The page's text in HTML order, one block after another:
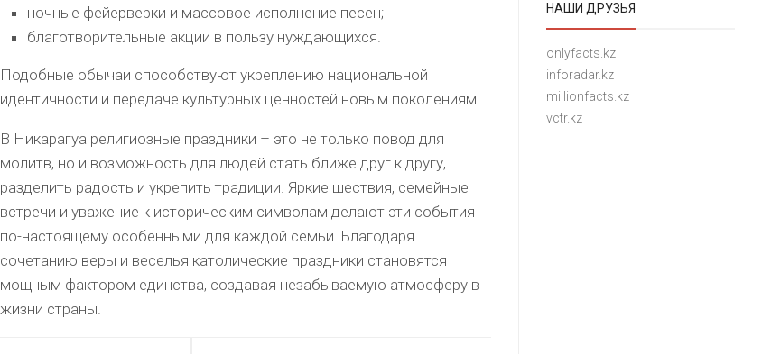
ночные фейерверки и массовое исполнение песен;
благотворительные акции в пользу нуждающихся.
Подобные обычаи способствуют укреплению национальной
идентичности и передаче культурных ценностей новым поколениям.
В Никарагуа религиозные праздники – это не только повод для
молитв, но и возможность для людей стать ближе друг к другу,
разделить радость и укрепить традиции. Яркие шествия, семейные
встречи и уважение к историческим символам делают эти события
по-настоящему особенными для каждой семьи. Благодаря
сочетанию веры и веселья католические праздники становятся
мощным фактором единства, создавая незабываемую атмосферу в
жизни страны.
НАШИ ДРУЗЬЯ
onlyfacts.kz
inforadar.kz
millionfacts.kz
vctr.kz